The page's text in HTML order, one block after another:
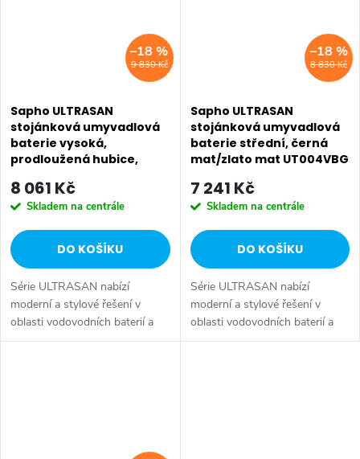
9 830 Kč
–18 %
Sapho ULTRASAN
stojánková umyvadlová
baterie vysoká,
prodloužená hubice,
UT007VBG
8 061 Kč
Skladem na centrále
DO KOŠÍKU
Série ULTRASAN nabízí
moderní a stylové řešení v
oblasti vodovodních baterií a
sprchových systémů, které
8 830 Kč
–18 %
Sapho ULTRASAN
stojánková umyvadlová
baterie střední, černá
mat/zlato mat UT004VBG
7 241 Kč
Skladem na centrále
DO KOŠÍKU
Série ULTRASAN nabízí
moderní a stylové řešení v
oblasti vodovodních baterií a
sprchových systémů, které